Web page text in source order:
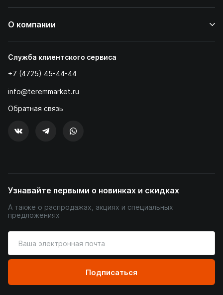
О компании
Служба клиентского сервиса
+7 (4725) 45-44-44
info@teremmarket.ru
Обратная связь
Узнавайте первыми о новинках и скидках
А также о распродажах, акциях и специальных
предложениях
ваш
адрес
почты
Подписаться